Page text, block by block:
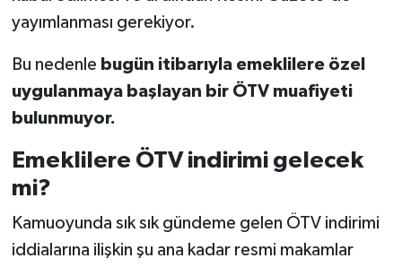
yayımlanması gerekiyor.
Bu nedenle bugün itibarıyla emeklilere özel
uygulanmaya başlayan bir ÖTV muafiyeti
bulunmuyor.
Emeklilere ÖTV indirimi gelecek
mi?
Kamuoyunda sık sık gündeme gelen ÖTV indirimi
iddialarına ilişkin şu ana kadar resmi makamlar